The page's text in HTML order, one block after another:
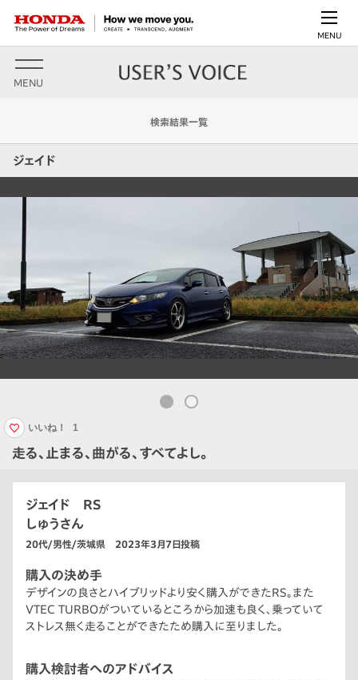
MENU
MENU
検索結果一覧
ジェイド
走る、止まる、曲がる、すべてよし。
いいね！ 1
ジェイド RS
しゅうさん
20代/男性/茨城県 2023年3月7日投稿
購入の決め手
デザインの良さとハイブリッドより安く購入ができたRS。また
VTEC TURBOがついているところから加速も良く、乗っていて
ストレス無く走ることができたため購入に至りました。
購入検討者へのアドバイス